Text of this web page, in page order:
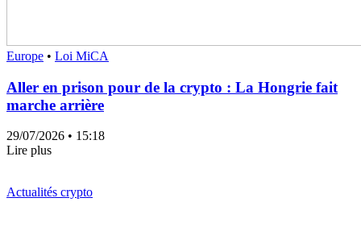
Europe • Loi MiCA
Aller en prison pour de la crypto : La Hongrie fait
marche arrière
29/07/2026 • 15:18
Lire plus
Actualités crypto